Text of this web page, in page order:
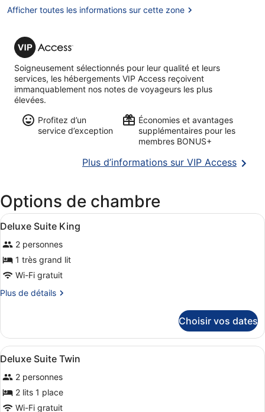
Aéroport
Suvarnabhumi)
Afficher toutes les informations sur cette zone
VIP
Access
Soigneusement sélectionnés pour leur qualité et leurs
services, les hébergements VIP Access reçoivent
immanquablement nos notes de voyageurs les plus
élevées.
Profitez d’un
service d’exception
Économies et avantages
supplémentaires pour les
membres BONUS+
Plus d’informations sur VIP Access
Options de chambre
Afficher
toutes
les
photos
pour
ce
type
chambre :
Deluxe
Suite
Une chambre d’hôtel avec un
11
Deluxe Suite King
2 personnes
1 très grand lit
Wi-Fi gratuit
Plus de détails
Plus
le
type
de
Deluxe
Suite
King
Choisir vos dates
Afficher
toutes
les
photos
pour
Literie de qualité supérieure,
8
Deluxe Suite Twin
2 personnes
2 lits 1 place
Wi-Fi gratuit